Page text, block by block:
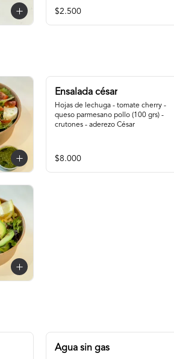
$2.500
Ensalada césar
Hojas de lechuga - tomate cherry -
queso parmesano pollo (100 grs) -
crutones - aderezo César
$8.000
Agua sin gas